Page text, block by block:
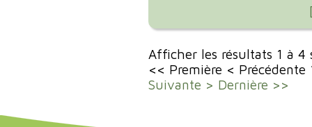
Afficher les résultats 1 à
<< Première < Précédente
Suivante > Dernière >>